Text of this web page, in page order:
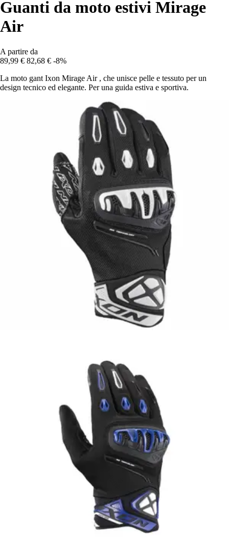
Guanti da moto estivi Mirage
Air
A partire da
89,99 € 82,68 € -8%
La moto gant Ixon Mirage Air , che unisce pelle e tessuto per un
design tecnico ed elegante. Per una guida estiva e sportiva.